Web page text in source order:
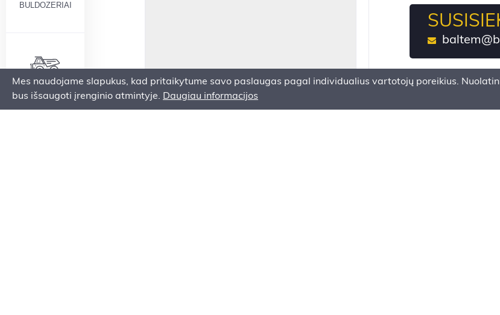
Mini
BULDOZERIAI
SAVIVARČIAI
Mes naudojame slapukus, kad pritaikytume savo paslaugas pagal individualius vartotojų poreikius.
bus išsaugoti įrenginio atmintyje. Daugiau informacijos